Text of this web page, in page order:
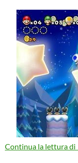
Continua la lettura di